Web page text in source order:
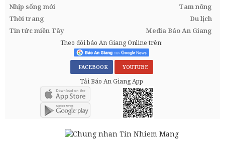
Nhịp sống mới
Tam nông
Thời trang
Du lịch
Tin tức miền Tây
Media Báo An Giang
Theo dõi báo An Giang Online trên:
FACEBOOK YOUTUBE
Tải Báo An Giang App